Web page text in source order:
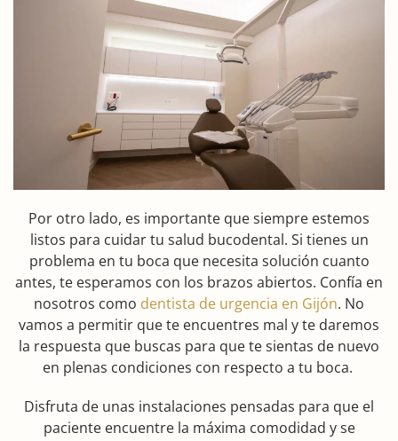
Por otro lado, es importante que siempre estemos
listos para cuidar tu salud bucodental. Si tienes un
problema en tu boca que necesita solución cuanto
antes, te esperamos con los brazos abiertos. Confía en
nosotros como dentista de urgencia en Gijón. No
vamos a permitir que te encuentres mal y te daremos
la respuesta que buscas para que te sientas de nuevo
en plenas condiciones con respecto a tu boca.
Disfruta de unas instalaciones pensadas para que el
paciente encuentre la máxima comodidad y se